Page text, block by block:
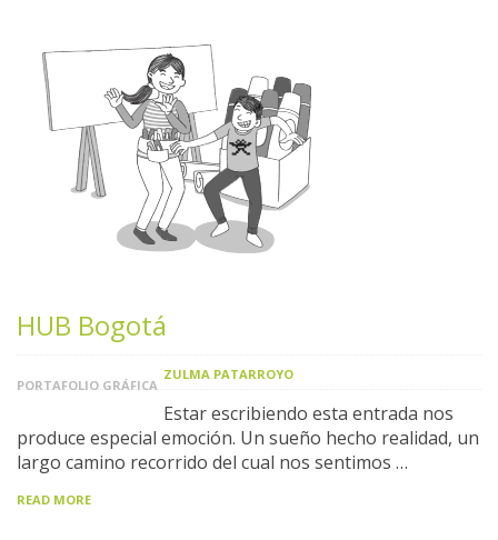
HUB Bogotá
PORTAFOLIO GRÁFICA
ZULMA PATARROYO
Estar escribiendo esta entrada nos
produce especial emoción. Un sueño hecho realidad, un
largo camino recorrido del cual nos sentimos …
READ MORE